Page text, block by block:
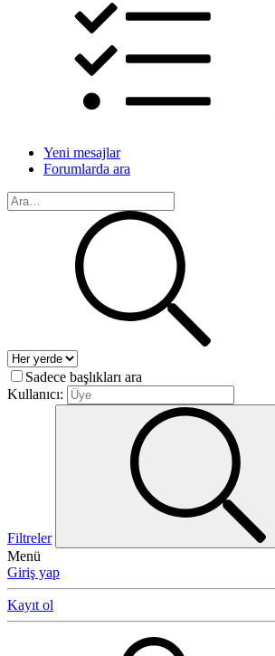
Yeni mesajlar
Forumlarda ara
Sadece başlıkları ara
Kullanıcı:
Filtreler
Menü
Giriş yap
Kayıt ol